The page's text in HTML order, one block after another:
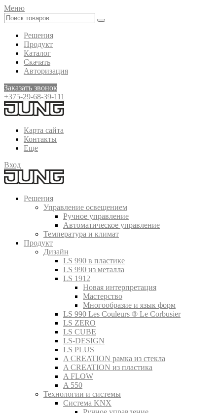
Меню
Решения
Продукт
Каталог
Скачать
Авторизация
Заказать звонок
+375-29-68-39-111
Карта сайта
Контакты
Еще
Вход
Решения
Управление освещением
Ручное управление
Автоматическое управление
Температура и климат
Продукт
Дизайн
LS 990 в пластике
LS 990 из металла
LS 1912
Новая интерпретация
Мастерство
Многообразие и язык форм
LS 990 Les Couleurs ® Le Corbusier
LS ZERO
LS CUBE
LS-DESIGN
LS PLUS
A CREATION рамка из стекла
A CREATION из пластика
A FLOW
A 550
Технологии и системы
Система KNX